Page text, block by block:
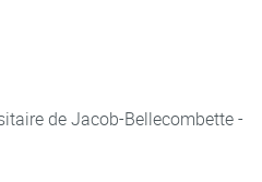
de Jacob-Bellecombette -